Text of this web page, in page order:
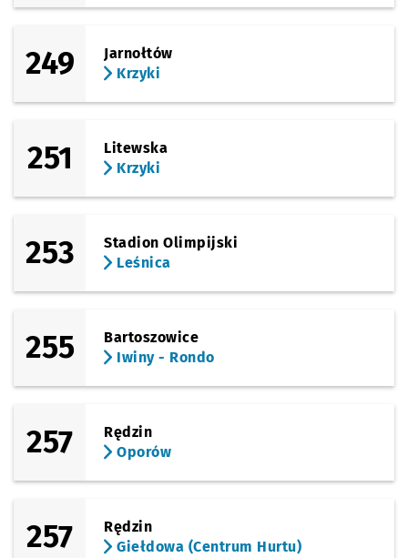
249
Jarnołtów
Krzyki
251
Litewska
Krzyki
253
Stadion Olimpijski
Leśnica
255
Bartoszowice
Iwiny - Rondo
257
Rędzin
Oporów
257
Rędzin
Giełdowa (Centrum Hurtu)